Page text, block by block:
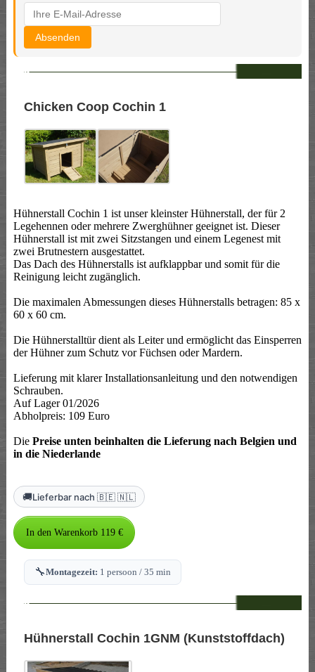
Absenden
--
Chicken Coop Cochin 1
Hühnerstall Cochin 1 ist unser kleinster Hühnerstall, der für 2
Legehennen oder mehrere Zwerghühner geeignet ist. Dieser
Hühnerstall ist mit zwei Sitzstangen und einem Legenest mit
zwei Brutnestern ausgestattet.
Das Dach des Hühnerstalls ist aufklappbar und somit für die
Reinigung leicht zugänglich.
Die maximalen Abmessungen dieses Hühnerstalls betragen: 85 x
60 x 60 cm.
Die Hühnerstalltür dient als Leiter und ermöglicht das Einsperren
der Hühner zum Schutz vor Füchsen oder Mardern.
Lieferung mit klarer Installationsanleitung und den notwendigen
Schrauben.
Auf Lager 01/2026
Abholpreis: 109 Euro
Die Preise unten beinhalten die Lieferung nach Belgien und
in die Niederlande
🚚Lieferbar nach 🇧🇪 🇳🇱
🔧Montagezeit: 1 persoon / 35 min
--
Hühnerstall Cochin 1GNM (Kunststoffdach)